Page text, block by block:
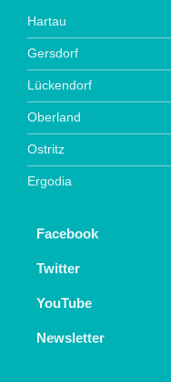
Hartau
Gersdorf
Lückendorf
Oberland
Ostritz
Ergodia
Facebook
Twitter
YouTube
Newsletter